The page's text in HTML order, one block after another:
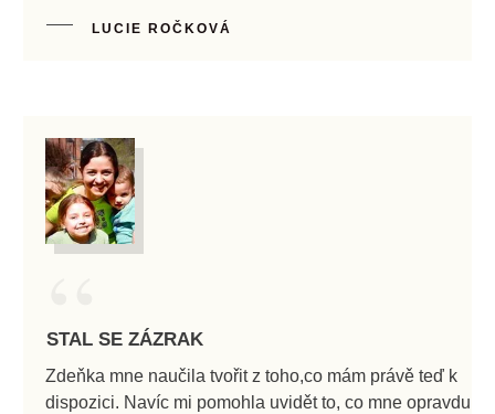
LUCIE ROČKOVÁ
“
STAL SE ZÁZRAK
Zdeňka mne naučila tvořit z toho,co mám právě teď k
dispozici. Navíc mi pomohla uvidět to, co mne opravdu